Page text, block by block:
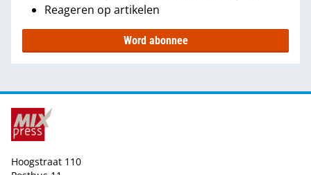
Reageren op artikelen
Word abonnee
Hoogstraat 110